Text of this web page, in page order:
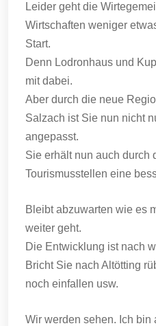
Leider geht die
Wirtschaften weniger
Start.
Denn Lodronhaus und
mit dabei.
Aber durch die neue
Salzach ist Sie nun nicht
angepasst.
Sie erhält nun auch durch
Tourismusstellen eine
Bleibt abzuwarten wie es
weiter geht.
Die Entwicklung ist nach
Bricht Sie nach Altötting
noch einfallen usw.
Wir werden sehen. Ich